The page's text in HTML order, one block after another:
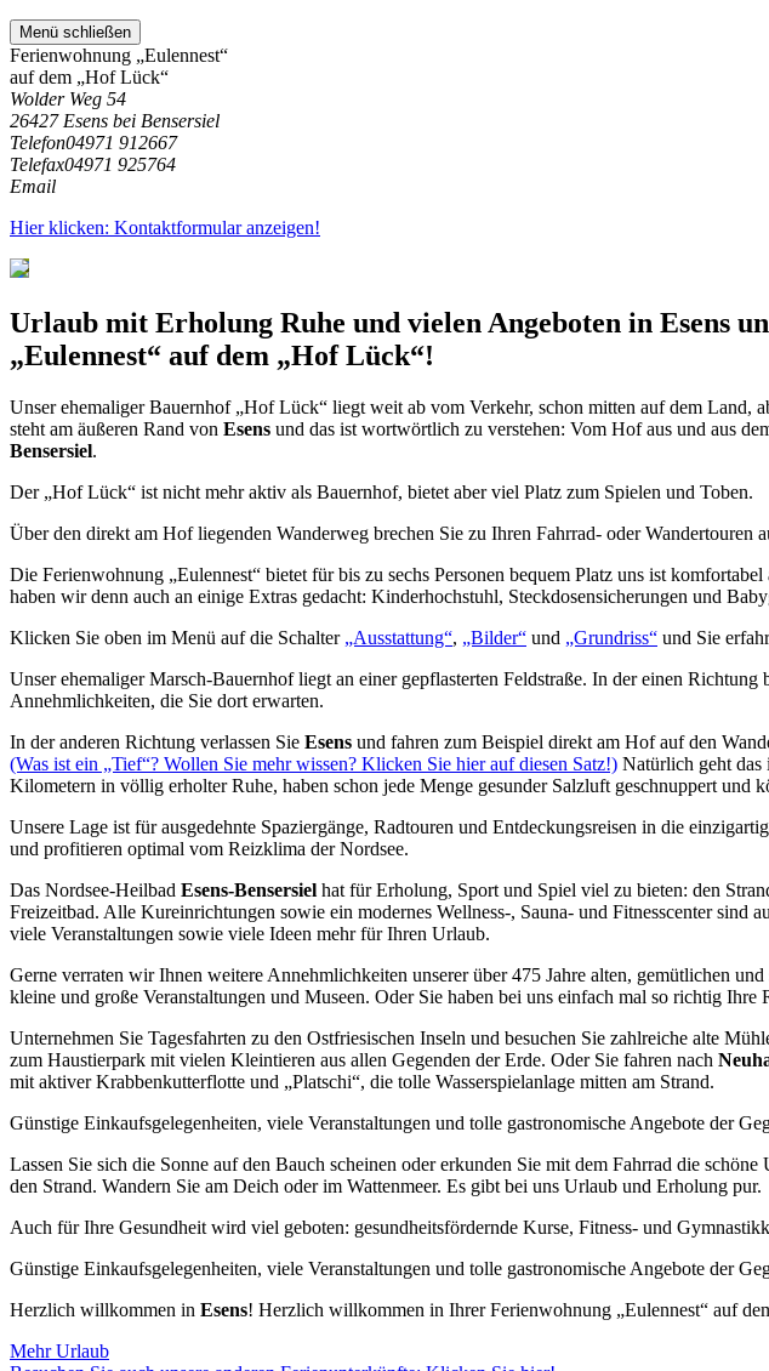
Menü schließen
Ferienwohnung „Eulennest“
auf dem „Hof Lück“
Wolder Weg 54
26427 Esens bei Bensersiel
Telefon04971 912667
Telefax04971 925764
Email
Hier klicken: Kontaktformular anzeigen!
Urlaub mit Erholung Ruhe und vielen Angeboten in Esens
„Eulennest“ auf dem „Hof Lück“!
Unser ehemaliger Bauernhof „Hof Lück“ liegt weit ab vom Verkehr, schon mitten auf dem Land,
steht am äußeren Rand von Esens und das ist wortwörtlich zu verstehen: Vom Hof aus und aus
Bensersiel.
Der „Hof Lück“ ist nicht mehr aktiv als Bauernhof, bietet aber viel Platz zum Spielen und Toben.
Über den direkt am Hof liegenden Wanderweg brechen Sie zu Ihren Fahrrad- oder Wandertouren
Die Ferienwohnung „Eulennest“ bietet für bis zu sechs Personen bequem Platz uns ist
haben wir denn auch an einige Extras gedacht: Kinderhochstuhl, Steckdosensicherungen und
Klicken Sie oben im Menü auf die Schalter „Ausstattung“, „Bilder“ und „Grundriss“ und Sie
Unser ehemaliger Marsch-Bauernhof liegt an einer gepflasterten Feldstraße. In der einen Richtung
Annehmlichkeiten, die Sie dort erwarten.
In der anderen Richtung verlassen Sie Esens und fahren zum Beispiel direkt am Hof auf den
(Was ist ein „Tief“? Wollen Sie mehr wissen? Klicken Sie hier auf diesen Satz!) Natürlich geht das
Kilometern in völlig erholter Ruhe, haben schon jede Menge gesunder Salzluft geschnuppert und
Unsere Lage ist für ausgedehnte Spaziergänge, Radtouren und Entdeckungsreisen in die
und profitieren optimal vom Reizklima der Nordsee.
Das Nordsee-Heilbad Esens-Bensersiel hat für Erholung, Sport und Spiel viel zu bieten: den
Freizeitbad. Alle Kureinrichtungen sowie ein modernes Wellness-, Sauna- und Fitnesscenter
viele Veranstaltungen sowie viele Ideen mehr für Ihren Urlaub.
Gerne verraten wir Ihnen weitere Annehmlichkeiten unserer über 475 Jahre alten, gemütlichen
kleine und große Veranstaltungen und Museen. Oder Sie haben bei uns einfach mal so richtig Ihre
Unternehmen Sie Tagesfahrten zu den Ostfriesischen Inseln und besuchen Sie zahlreiche alte
zum Haustierpark mit vielen Kleintieren aus allen Gegenden der Erde. Oder Sie fahren nach
mit aktiver Krabbenkutterflotte und „Platschi“, die tolle Wasserspielanlage mitten am Strand.
Günstige Einkaufsgelegenheiten, viele Veranstaltungen und tolle gastronomische Angebote der
Lassen Sie sich die Sonne auf den Bauch scheinen oder erkunden Sie mit dem Fahrrad die
den Strand. Wandern Sie am Deich oder im Wattenmeer. Es gibt bei uns Urlaub und Erholung pur.
Auch für Ihre Gesundheit wird viel geboten: gesundheitsfördernde Kurse, Fitness- und
Günstige Einkaufsgelegenheiten, viele Veranstaltungen und tolle gastronomische Angebote der
Herzlich willkommen in Esens! Herzlich willkommen in Ihrer Ferienwohnung „Eulennest“ auf
Mehr Urlaub